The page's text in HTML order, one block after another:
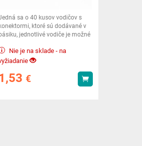
sa o 40 kusov vodičov s
ktoré sú dodávané v
jednotlivé vodiče je možné
Nie je na sklade - na
1,53 € Kúpiť